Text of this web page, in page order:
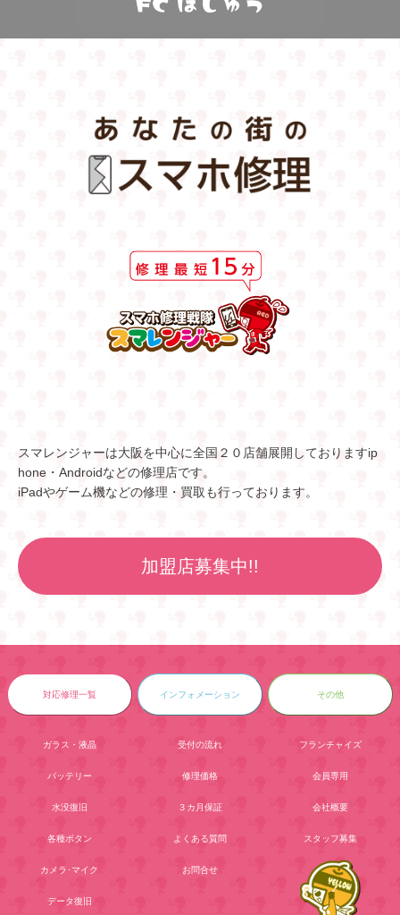
スマレンジャーは大阪を中心に全国２０店舗展開しておりますip
hone・Androidなどの修理店です。
iPadやゲーム機などの修理・買取も行っております。
加盟店募集中!!
対応修理一覧
ガラス・液晶
バッテリー
水没復旧
各種ボタン
カメラ･マイク
データ復旧
インフォメーション
受付の流れ
修理価格
３カ月保証
よくある質問
お問合せ
その他
フランチャイズ
会員専用
会社概要
スタッフ募集